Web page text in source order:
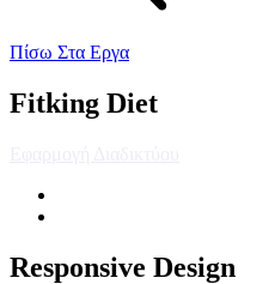
Πίσω Στα Εργα
Fitking Diet
Responsive Design